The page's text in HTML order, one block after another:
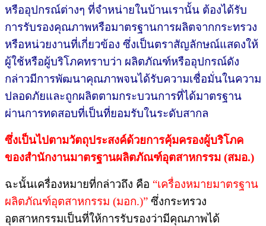
หรืออุปกรณ์ต่างๆ ที่จำหน่ายในบ้านเรานั้น ต้องได้รับ
การรับรองคุณภาพหรือมาตรฐานการผลิตจากกระทรวง
หรือหน่วยงานที่เกี่ยวข้อง ซึ่งเป็นตราสัญลักษณ์แสดงให้
ผู้ใช้หรือผู้บริโภคทราบว่า ผลิตภัณฑ์หรืออุปกรณ์ดัง
กล่าวมีการพัฒนาคุณภาพจนได้รับความเชื่อมั่นในความ
ปลอดภัยและถูกผลิตตามกระบวนการที่ได้มาตรฐาน
ผ่านการทดสอบที่เป็นที่ยอมรับในระดับสากล
ซึ่งเป็นไปตามวัตถุประสงค์ด้วยการคุ้มครองผู้บริโภค
ของสำนักงานมาตรฐานผลิตภัณฑ์อุตสาหกรรม (สมอ.)
ฉะนั้นเครื่องหมายที่กล่าวถึง คือ “เครื่องหมายมาตรฐาน
ผลิตภัณฑ์อุตสาหกรรม (มอก.)” ซึ่งกระทรวง
อุตสาหกรรมเป็นที่ให้การรับรองว่ามีคุณภาพได้